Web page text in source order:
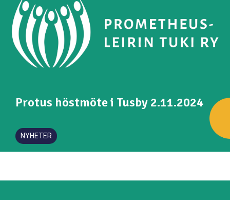
Protus höstmöte i Tusby 2.11.2024
NYHETER